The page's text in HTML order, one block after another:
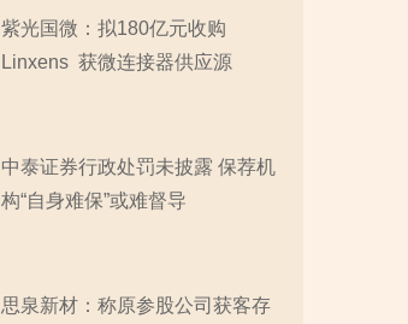
紫光国微：拟180亿元收购
Linxens 获微连接器供应源
中泰证券行政处罚未披露 保荐机
构“自身难保”或难督导
思泉新材：称原参股公司获客存